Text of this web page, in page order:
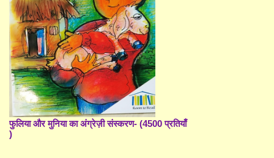
फुलिया और मुनिया का अंग्रेज़ी संस्करण- (4500 प्रतियाँ
)